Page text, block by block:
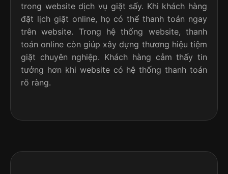
trong website dịch vụ giặt sấy. Khi khách hàng
đặt lịch giặt online, họ có thể thanh toán ngay
trên website. Trong hệ thống website, thanh
toán online còn giúp xây dựng thương hiệu tiệm
giặt chuyên nghiệp. Khách hàng cảm thấy tin
tưởng hơn khi website có hệ thống thanh toán
rõ ràng.